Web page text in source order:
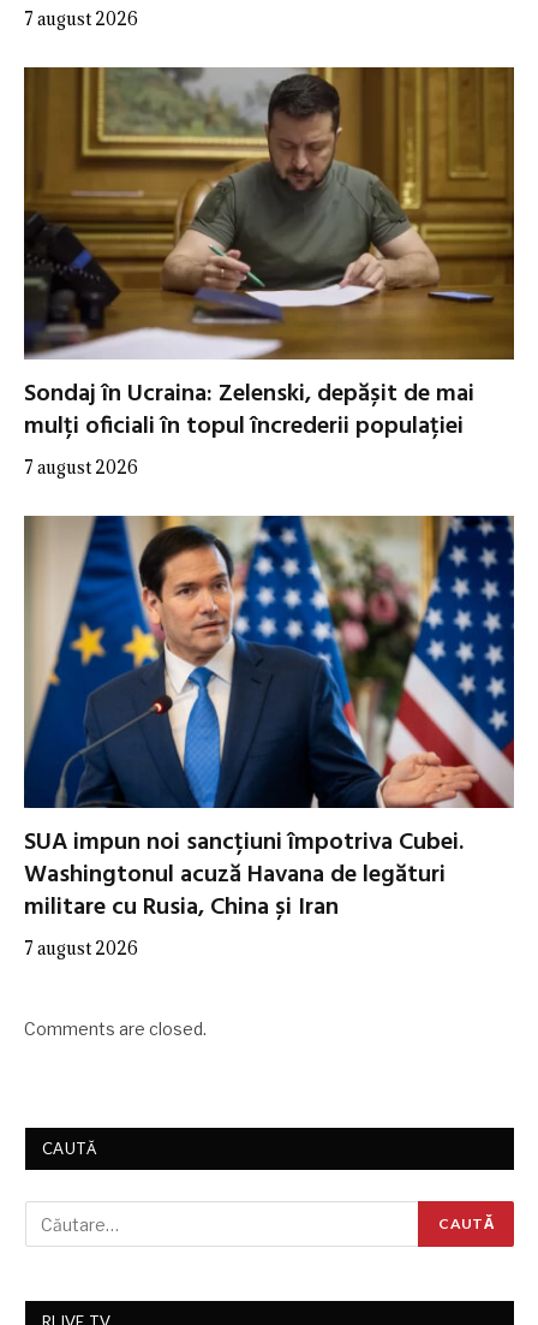
7 august 2026
Sondaj în Ucraina: Zelenski, depășit de mai
mulți oficiali în topul încrederii populației
7 august 2026
SUA impun noi sancțiuni împotriva Cubei.
Washingtonul acuză Havana de legături
militare cu Rusia, China și Iran
7 august 2026
Comments are closed.
CAUTĂ